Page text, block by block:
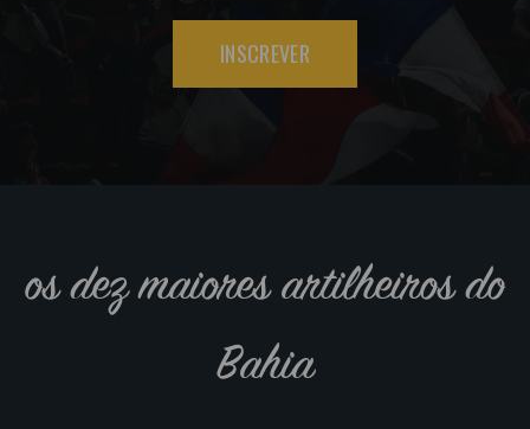
INSCREVER
os dez maiores artilheiros do
Bahia